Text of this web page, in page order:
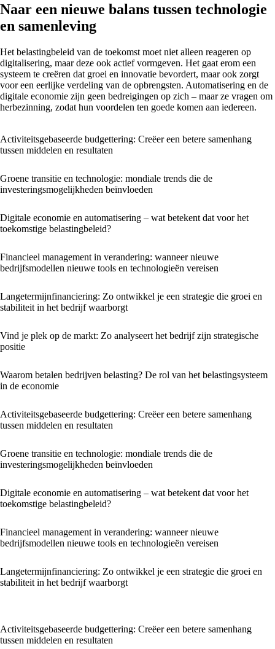
Naar een nieuwe balans tussen technologie
en samenleving
Het belastingbeleid van de toekomst moet niet alleen reageren op
digitalisering, maar deze ook actief vormgeven. Het gaat erom een
systeem te creëren dat groei en innovatie bevordert, maar ook zorgt
voor een eerlijke verdeling van de opbrengsten. Automatisering en de
digitale economie zijn geen bedreigingen op zich – maar ze vragen om
herbezinning, zodat hun voordelen ten goede komen aan iedereen.
Activiteitsgebaseerde budgettering: Creëer een betere samenhang
tussen middelen en resultaten
Groene transitie en technologie: mondiale trends die de
investeringsmogelijkheden beïnvloeden
Digitale economie en automatisering – wat betekent dat voor het
toekomstige belastingbeleid?
Financieel management in verandering: wanneer nieuwe
bedrijfsmodellen nieuwe tools en technologieën vereisen
Langetermijnfinanciering: Zo ontwikkel je een strategie die groei en
stabiliteit in het bedrijf waarborgt
Vind je plek op de markt: Zo analyseert het bedrijf zijn strategische
positie
Waarom betalen bedrijven belasting? De rol van het belastingsysteem
in de economie
Activiteitsgebaseerde budgettering: Creëer een betere samenhang
tussen middelen en resultaten
Groene transitie en technologie: mondiale trends die de
investeringsmogelijkheden beïnvloeden
Digitale economie en automatisering – wat betekent dat voor het
toekomstige belastingbeleid?
Financieel management in verandering: wanneer nieuwe
bedrijfsmodellen nieuwe tools en technologieën vereisen
Langetermijnfinanciering: Zo ontwikkel je een strategie die groei en
stabiliteit in het bedrijf waarborgt
Activiteitsgebaseerde budgettering: Creëer een betere samenhang
tussen middelen en resultaten